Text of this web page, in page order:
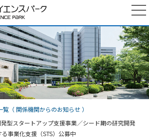
検索する
覧（ 関係機関からのお知らせ ）
型スタートアップ支援事業／シード期の研究開発
事業化支援（STS）公募中